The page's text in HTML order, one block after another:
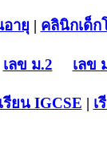
ายุ | คลินิกเด็ก
เลข ม.2 เลข
เรียน IGCSE | เ